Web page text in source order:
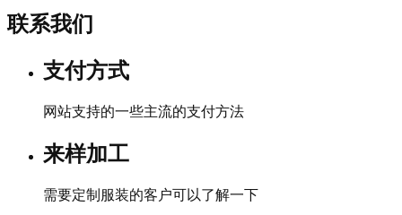
联系我们
支付方式
网站支持的一些主流的支付方法
来样加工
需要定制服装的客户可以了解一下